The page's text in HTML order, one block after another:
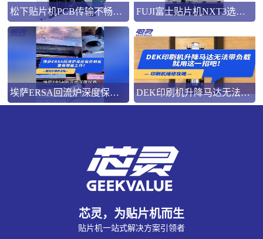
松下贴片机PCB传输不畅的原因与处理方法 FUJI富士贴片机NXT3选M3 III还是M6三代机？看完这篇告别纠结！
埃萨ERSA回流炉深度保养，到底要做哪些工作？ DEK印刷机升降马达无法带负载就用这一招吧！
芯灵，为贴片机而生
贴片机一站式解决方案引领者